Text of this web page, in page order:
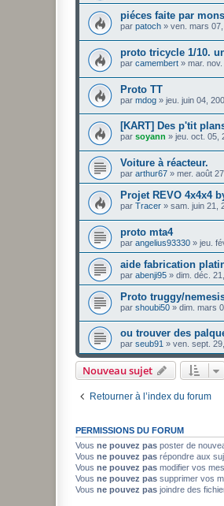
piéces faite par
par patoch » ven. mars
proto tricycle 1/10.
par camembert » mar.
Proto TT
par mdog » jeu. juin 04,
[KART] Des p'tit
par soyann » jeu. oct. 05,
Voiture à réacteur.
par arthur67 » mer. août
Projet REVO 4x4x4
par Tracer » sam. juin 21,
proto mta4
par angelius93330 » jeu.
aide fabrication
par abenji95 » dim. déc.
Proto truggy/
par shoubi50 » dim. mars
ou trouver des
par seub91 » ven. sept.
Nouveau sujet
Retourner à l’index du forum
PERMISSIONS DU FORUM
Vous ne pouvez pas poster de
Vous ne pouvez pas répondre aux
Vous ne pouvez pas modifier vos
Vous ne pouvez pas supprimer vos
Vous ne pouvez pas joindre des